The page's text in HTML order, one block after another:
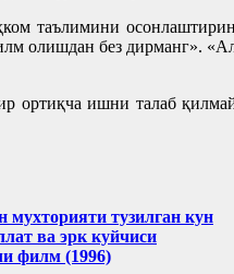
таълимини
олишдан без дирманг».
ортиқча ишни талаб
мухторияти тузилган кун
ва эрк куйчиси
филм (1996)